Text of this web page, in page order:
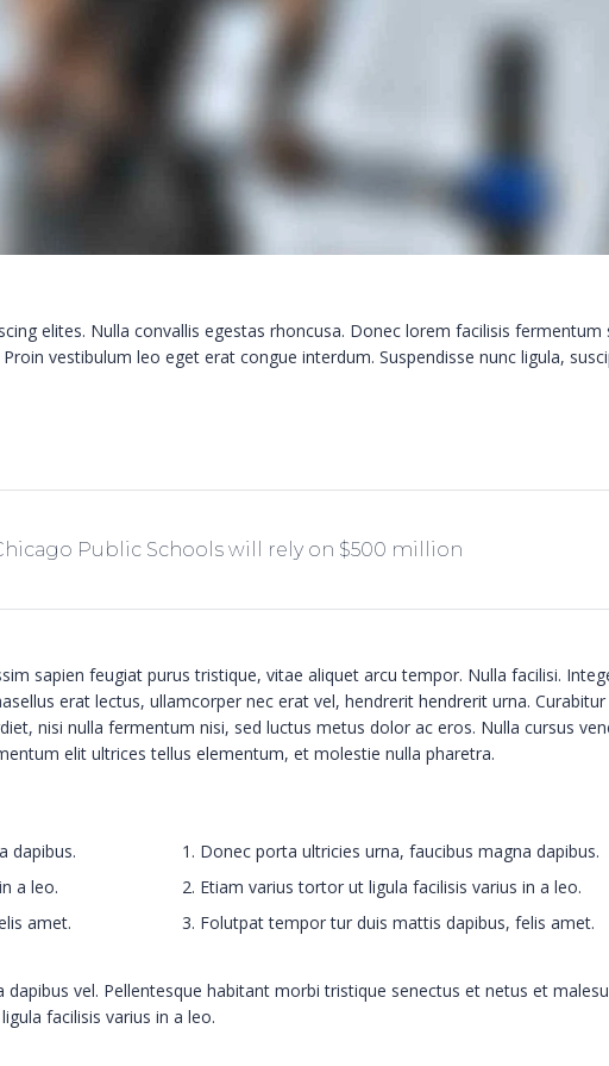
elites. Nulla convallis egestas rhoncusa. Donec lorem facilisis fermentum
vestibulum leo eget erat congue interdum. Suspendisse nunc ligula,
Public Schools will rely on $500 million
sapien feugiat purus tristique, vitae aliquet arcu tempor. Nulla facilisi.
erat lectus, ullamcorper nec erat vel, hendrerit hendrerit urna.
nisi nulla fermentum nisi, sed luctus metus dolor ac eros. Nulla cursus
elit ultrices tellus elementum, et molestie nulla pharetra.
dapibus.
a leo.
amet.
Donec porta ultricies urna, faucibus magna dapibus.
Etiam varius tortor ut ligula facilisis varius in a leo.
Folutpat tempor tur duis mattis dapibus, felis amet.
vel. Pellentesque habitant morbi tristique senectus et netus et
facilisis varius in a leo.